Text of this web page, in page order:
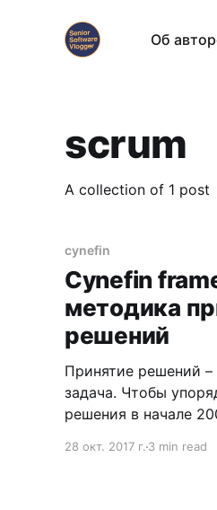
Об
scrum
A collection of 1 post
cynefin
Cynefin
методика
решений
Принятие решений
задача. Чтобы
решения в начале
28 окт. 2017 г. 3 min read